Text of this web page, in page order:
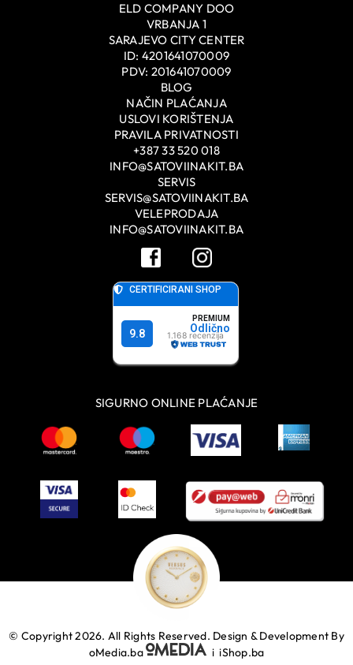
ELD COMPANY DOO
VRBANJA 1
SARAJEVO CITY CENTER
ID: 4201641070009
PDV: 201641070009
BLOG
NAČIN PLAĆANJA
USLOVI KORIŠTENJA
PRAVILA PRIVATNOSTI
+387 33 520 018
INFO@SATOVIINAKIT.BA
SERVIS
SERVIS@SATOVIINAKIT.BA
VELEPRODAJA
INFO@SATOVIINAKIT.BA
SIGURNO ONLINE PLAĆANJE
© Copyright 2026. All Rights Reserved. Design & Development By
oMedia.ba
iiShop.ba